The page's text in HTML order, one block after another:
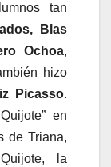
tan
Blas
Ochoa,
hizo
Picasso.
en
de Triana,
la